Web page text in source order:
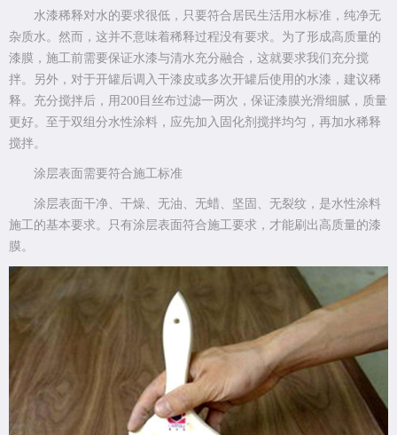
水漆稀释对水的要求很低，只要符合居民生活用水标准，纯净无
杂质水。然而，这并不意味着稀释过程没有要求。为了形成高质量的
漆膜，施工前需要保证水漆与清水充分融合，这就要求我们充分搅
拌。另外，对于开罐后调入干漆皮或多次开罐后使用的水漆，建议稀
释。充分搅拌后，用200目丝布过滤一两次，保证漆膜光滑细腻，质量
更好。至于双组分水性涂料，应先加入固化剂搅拌均匀，再加水稀释
搅拌。
涂层表面需要符合施工标准
涂层表面干净、干燥、无油、无蜡、坚固、无裂纹，是水性涂料
施工的基本要求。只有涂层表面符合施工要求，才能刷出高质量的漆
膜。